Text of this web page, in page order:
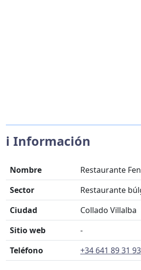
ℹ️ Información
Nombre
Restaurante
Sector
Restaurante
Ciudad
Collado Villalba
Sitio web
-
Teléfono
+34 641 89 31 93